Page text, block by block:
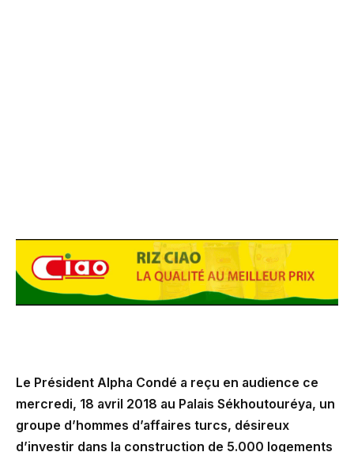
Le Président Alpha Condé a reçu en audience ce
mercredi, 18 avril 2018 au Palais Sékhoutouréya, un
groupe d’hommes d’affaires turcs, désireux
d’investir dans la construction de 5.000 logements